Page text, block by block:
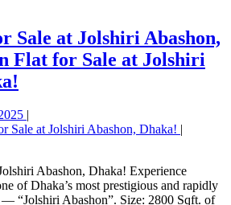
Sale at Jolshiri Abashon,
Flat for Sale at Jolshiri
|
Sale at Jolshiri Abashon, Dhaka! |
of Dhaka’s most prestigious and rapidly
“Jolshiri Abashon”. Size: 2800 Sqft. of